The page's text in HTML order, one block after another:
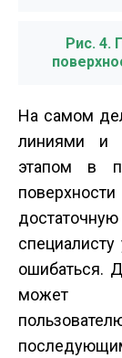
Рис. 4.
На самом
линиями и
этапом в
ошибаться.
может